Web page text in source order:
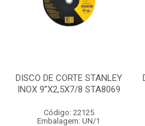
DISCO DE CORTE STANLEY
INOX 9”X2,5X7/8 STA8069
Código: 22125
Embalagem: UN/1